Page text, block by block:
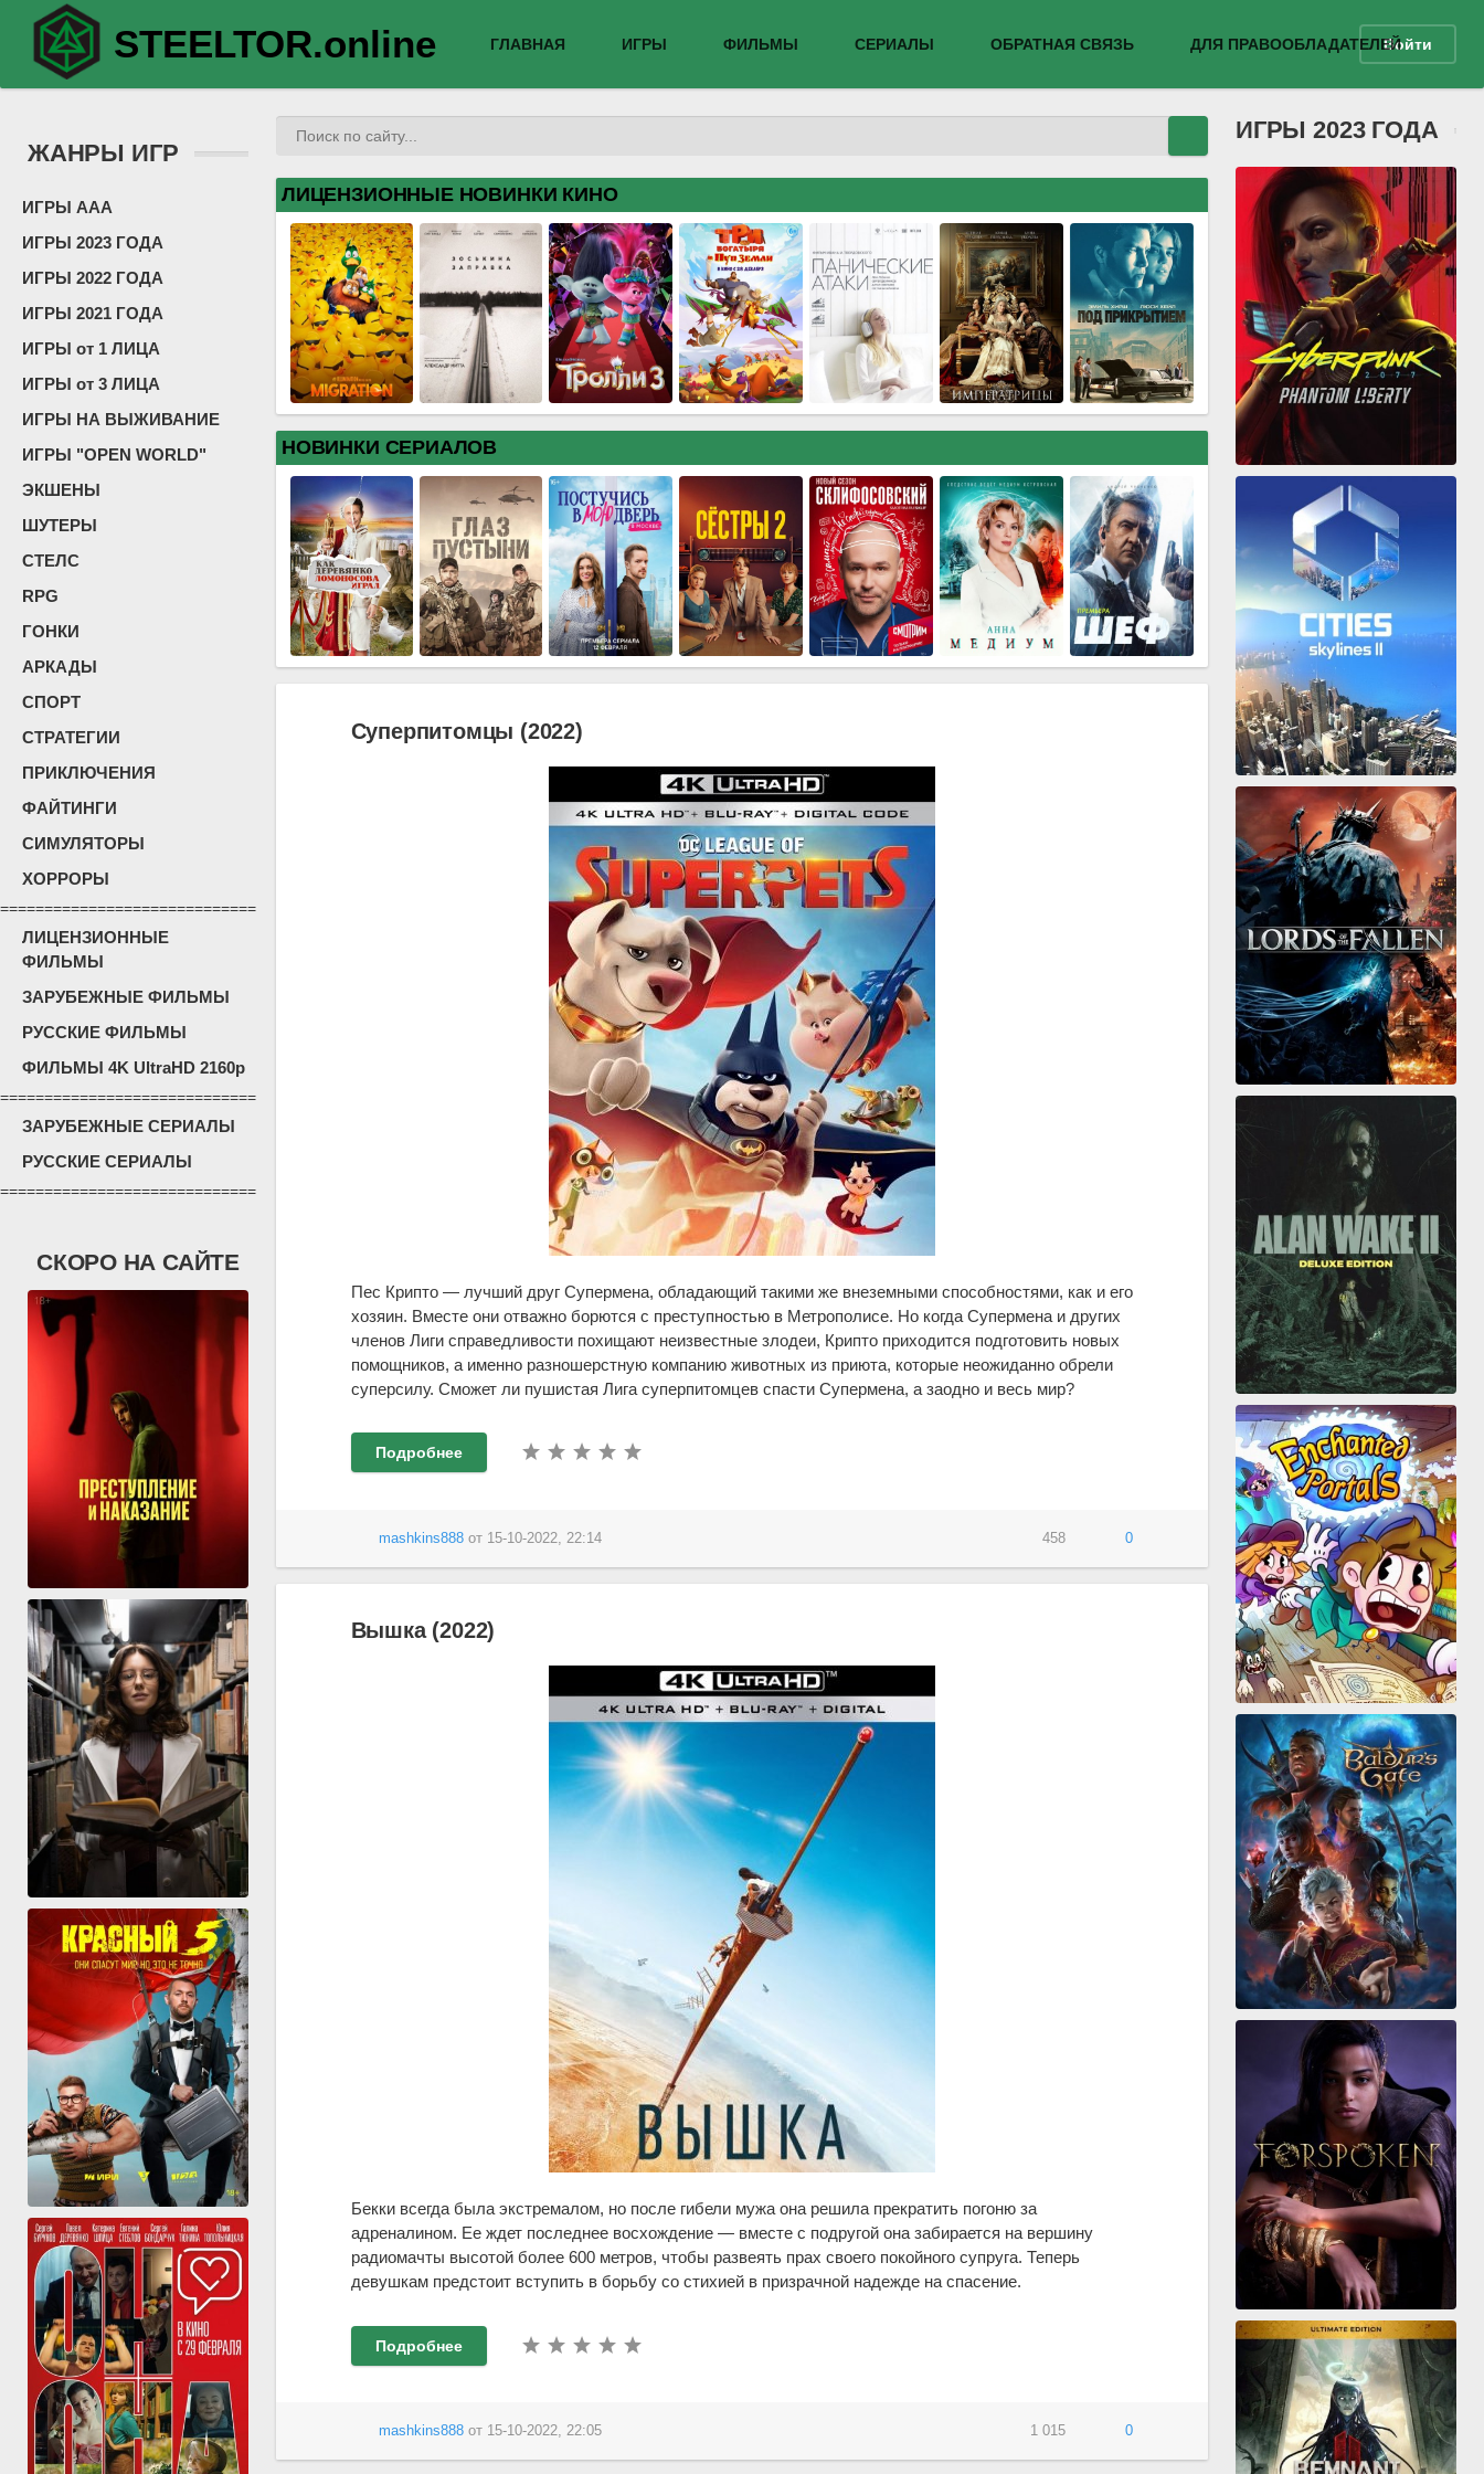
STEELTOR.online ГЛАВНАЯ ИГРЫ ФИЛЬМЫ СЕРИАЛЫ ОБРАТНАЯ СВЯЗЬ ДЛЯ ПРАВООБЛАДАТЕЛЕЙВойти
ЖАНРЫ ИГР
ИГРЫ ААА
ИГРЫ 2023 ГОДА
ИГРЫ 2022 ГОДА
ИГРЫ 2021 ГОДА
ИГРЫ от 1 ЛИЦА
ИГРЫ от 3 ЛИЦА
ИГРЫ НА ВЫЖИВАНИЕ
ИГРЫ "OPEN WORLD"
ЭКШЕНЫ
ШУТЕРЫ
СТЕЛС
RPG
ГОНКИ
АРКАДЫ
СПОРТ
СТРАТЕГИИ
ПРИКЛЮЧЕНИЯ
ФАЙТИНГИ
СИМУЛЯТОРЫ
ХОРРОРЫ
=============================
ЛИЦЕНЗИОННЫЕ
ФИЛЬМЫ
ЗАРУБЕЖНЫЕ ФИЛЬМЫ
РУССКИЕ ФИЛЬМЫ
ФИЛЬМЫ 4K UltraHD 2160p
=============================
ЗАРУБЕЖНЫЕ СЕРИАЛЫ
РУССКИЕ СЕРИАЛЫ
=============================
СКОРО НА САЙТЕ
ЛИЦЕНЗИОННЫЕ НОВИНКИ КИНО
НОВИНКИ СЕРИАЛОВ
Суперпитомцы (2022)
Пес Крипто — лучший друг Супермена, обладающий такими же внеземными способностями, как и его
хозяин. Вместе они отважно борются с преступностью в Метрополисе. Но когда Супермена и других
членов Лиги справедливости похищают неизвестные злодеи, Крипто приходится подготовить новых
помощников, а именно разношерстную компанию животных из приюта, которые неожиданно обрели
суперсилу. Сможет ли пушистая Лига суперпитомцев спасти Супермена, а заодно и весь мир?
Подробнее
458 0
mashkins888от 15-10-2022, 22:14
Вышка (2022)
Бекки всегда была экстремалом, но после гибели мужа она решила прекратить погоню за
адреналином. Ее ждет последнее восхождение — вместе с подругой она забирается на вершину
радиомачты высотой более 600 метров, чтобы развеять прах своего покойного супруга. Теперь
девушкам предстоит вступить в борьбу со стихией в призрачной надежде на спасение.
Подробнее
1 015 0
mashkins888от 15-10-2022, 22:05
ИГРЫ 2023 ГОДА